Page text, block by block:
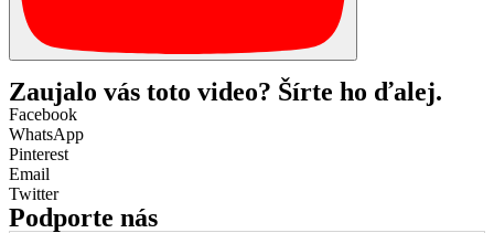
Zaujalo vás toto video? Šírte ho ďalej.
Facebook
WhatsApp
Pinterest
Email
Twitter
Podporte nás